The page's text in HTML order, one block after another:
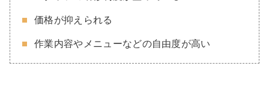
価格が抑えられる
作業内容やメニューなどの自由度が高い